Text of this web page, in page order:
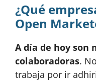
¿Qué
Open
A día de hoy son
colaboradoras.
trabaja por ir